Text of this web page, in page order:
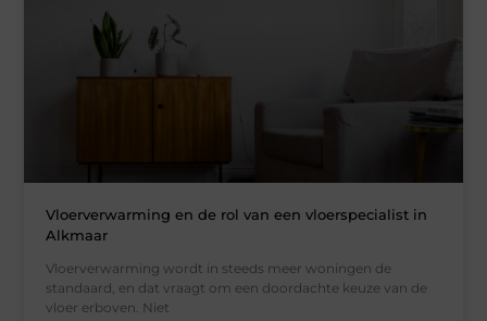
Vloerverwarming en de rol van een vloerspecialist in
Alkmaar
Vloerverwarming wordt in steeds meer woningen de
standaard, en dat vraagt om een doordachte keuze van de
vloer erboven. Niet